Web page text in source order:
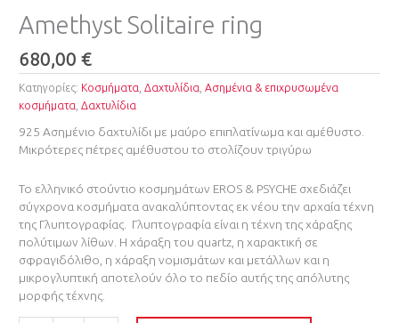
Amethyst Solitaire ring
680,00€
Κατηγορίες: Κοσμήματα ,Δαχτυλίδια ,Ασημένια & επιχρυσωμένα
κοσμήματα ,Δαχτυλίδια
925 Ασημένιο δαχτυλίδι με μαύρο επιπλατίνωμα και αμέθυστο.
Μικρότερες πέτρες αμέθυστου το στολίζουν τριγύρω
Το ελληνικό στούντιο κοσμημάτων EROS & PSYCHE ​σχεδιάζει
σύγχρονα κοσμήματα ανακαλύπτοντας εκ νέου την αρχαία τέχνη
της Γλυπτογραφίας. ​ Γλυπτογραφία είναι η τέχνη της χάραξης
πολύτιμων λίθων. Η χάραξη του quartz, η χαρακτική σε
σφραγιδόλιθο, η χάραξη νομισμάτων και μετάλλων και η
μικρογλυπτική αποτελούν όλο το πεδίο αυτής της απόλυτης
μορφής τέχνης.